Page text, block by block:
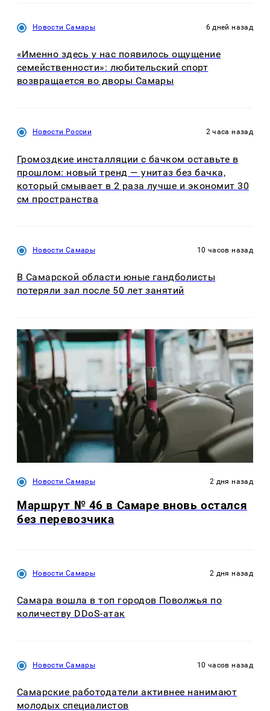
Новости Самары 6 дней назад
«Именно здесь у нас появилось ощущение
семейственности»: любительский спорт
возвращается во дворы Самары
Новости России 2 часа назад
Громоздкие инсталляции с бачком оставьте в
прошлом: новый тренд — унитаз без бачка,
который смывает в 2 раза лучше и экономит 30
см пространства
Новости Самары 10 часов назад
В Самарской области юные гандболисты
потеряли зал после 50 лет занятий
Новости Самары 2 дня назад
Маршрут № 46 в Самаре вновь остался
без перевозчика
Новости Самары 2 дня назад
Самара вошла в топ городов Поволжья по
количеству DDoS-атак
Новости Самары 10 часов назад
Самарские работодатели активнее нанимают
молодых специалистов